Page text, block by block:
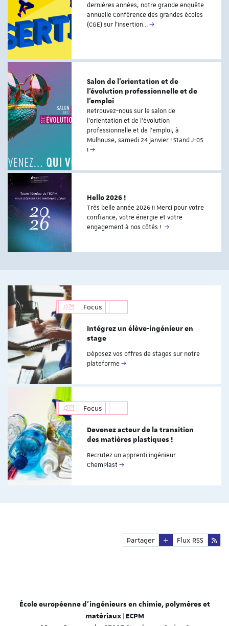
dernières années, notre grande enquête
annuelle Conférence des grandes écoles
(CGE) sur l'insertion…
Salon de l'orientation et de
l'évolution professionnelle et de
l'emploi
Retrouvez-nous sur le salon de
l'orientation et de l'évolution
professionnelle et de l'emploi, à
Mulhouse, samedi 24 janvier ! Stand J-05
!
Hello 2026 !
Très belle année 2026 !! Merci pour votre
confiance, votre énergie et votre
engagement à nos côtés !
Focus
Intégrez un élève-ingénieur en
stage
Déposez vos offres de stages sur notre
plateforme
Focus
Devenez acteur de la transition
des matières plastiques !
Recrutez un apprenti ingénieur
ChemPlast
Partager Flux RSS
École européenne d'ingénieurs en chimie, polymères et
matériaux | ECPM